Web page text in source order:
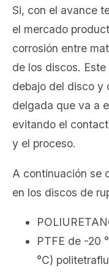
Si, con el avance
el mercado
corrosión entre
de los discos.
debajo del disco y
delgada que va a
evitando el
y el proceso.
A continuación se
en los discos de
PTFE de -20
°C)